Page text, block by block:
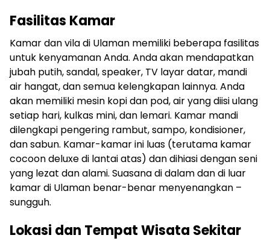
Fasilitas Kamar
Kamar dan vila di Ulaman memiliki beberapa fasilitas
untuk kenyamanan Anda. Anda akan mendapatkan
jubah putih, sandal, speaker, TV layar datar, mandi
air hangat, dan semua kelengkapan lainnya. Anda
akan memiliki mesin kopi dan pod, air yang diisi ulang
setiap hari, kulkas mini, dan lemari. Kamar mandi
dilengkapi pengering rambut, sampo, kondisioner,
dan sabun. Kamar-kamar ini luas (terutama kamar
cocoon deluxe di lantai atas) dan dihiasi dengan seni
yang lezat dan alami. Suasana di dalam dan di luar
kamar di Ulaman benar-benar menyenangkan –
sungguh.
Lokasi dan Tempat Wisata Sekitar